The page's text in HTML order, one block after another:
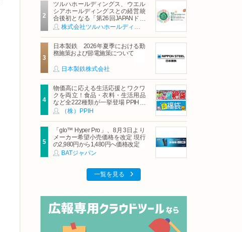
ツルハホールディングス、ウエル
シアホールディングスとの経営統
合後初となる「第26回JAPANドラ
ッグストアショー」に出展
株式会社ツルハホールディングス
日本製鉄 2026年夏季における勤
務施策および節電施策について
日本製鉄株式会社
物価高に応える生活応援とワクワ
クを両立！食品・衣料・生活用品
など全222種類が一挙登場 PPIHグ
ループ「夏福袋」＆セール 8月6日
（株）PPIH
「glo™ Hyper Pro」、8月3日より
メーカー希望小売価格を改定 現行
の2,980円から1,480円へ価格改定
BATジャパン
一覧を見る